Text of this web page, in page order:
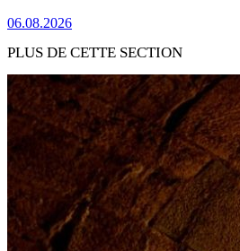
06.08.2026
PLUS DE CETTE SECTION